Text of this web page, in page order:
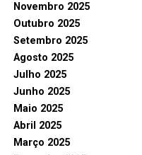
Novembro 2025
Outubro 2025
Setembro 2025
Agosto 2025
Julho 2025
Junho 2025
Maio 2025
Abril 2025
Março 2025